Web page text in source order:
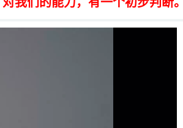
我们的能力，有一个初步判断。